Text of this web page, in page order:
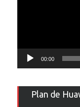
00:00
Plan de